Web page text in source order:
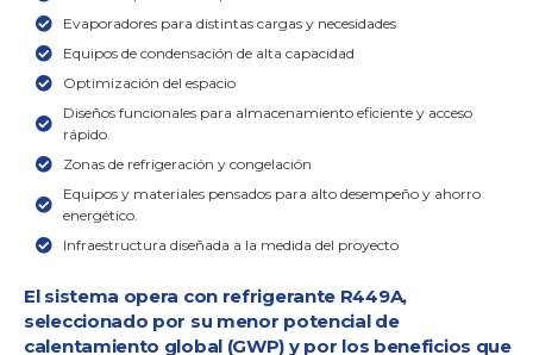
Evaporadores para distintas cargas y necesidades
Equipos de condensación de alta capacidad
Optimización del espacio
Diseños funcionales para almacenamiento eficiente y acceso
rápido.
Zonas de refrigeración y congelación
Equipos y materiales pensados para alto desempeño y ahorro
energético.
Infraestructura diseñada a la medida del proyecto
El sistema opera con refrigerante R449A,
seleccionado por su menor potencial de
calentamiento global (GWP) y por los beneficios que